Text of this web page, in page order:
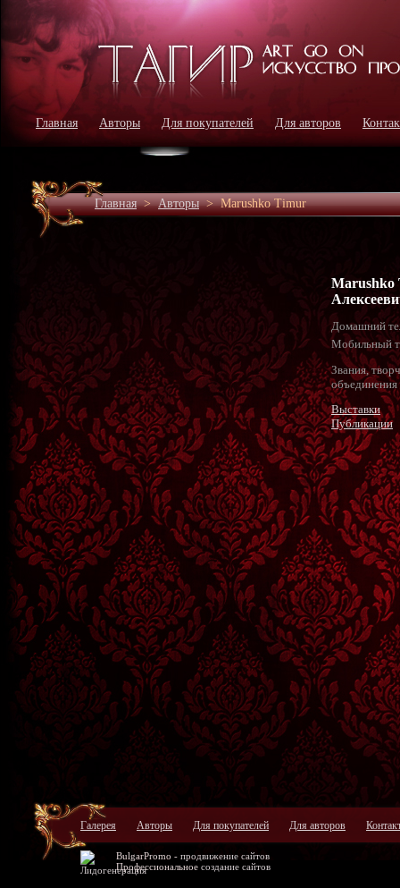
Главная Авторы Для покупателей Для авторов
Главная>Авторы>Marushko Timur
Marushko
Домашний
Мобильный
Звания,
объединения
Выставки
Публикации
Галерея Авторы Для покупателей Для авторов
BulgarPromo - продвижение сайтов
Профессиональное создание сайтов